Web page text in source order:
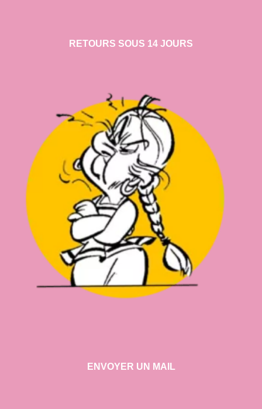
RETOURS SOUS 14 JOURS
ENVOYER UN MAIL